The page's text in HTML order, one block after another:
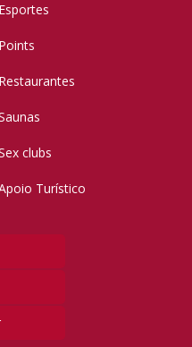
Esportes
Points
Restaurantes
clubs
Turístico